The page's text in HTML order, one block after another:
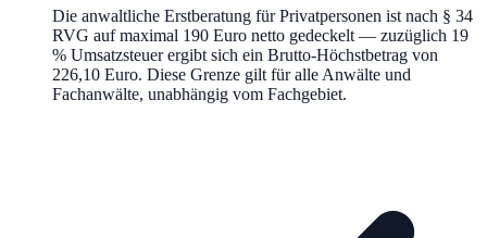
Die anwaltliche Erstberatung für Privatpersonen ist nach § 34
RVG auf maximal 190 Euro netto gedeckelt — zuzüglich 19
% Umsatzsteuer ergibt sich ein Brutto-Höchstbetrag von
226,10 Euro. Diese Grenze gilt für alle Anwälte und
Fachanwälte, unabhängig vom Fachgebiet.